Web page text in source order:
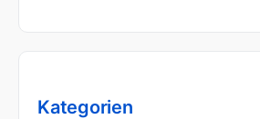
Kategorien